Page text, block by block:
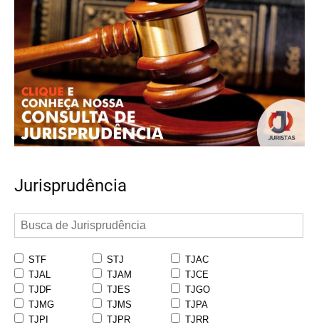
Jurisprudência
STF STJ
TJAC
TJAL
TJAM
TJCE
TJDF
TJES
TJGO
TJMG
TJMS
TJPA
TJPI
TJPR
TJRR